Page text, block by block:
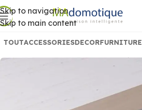
Skip to navigation
Skip to main content
TOUTACCESSORIESDECORFURNITURE